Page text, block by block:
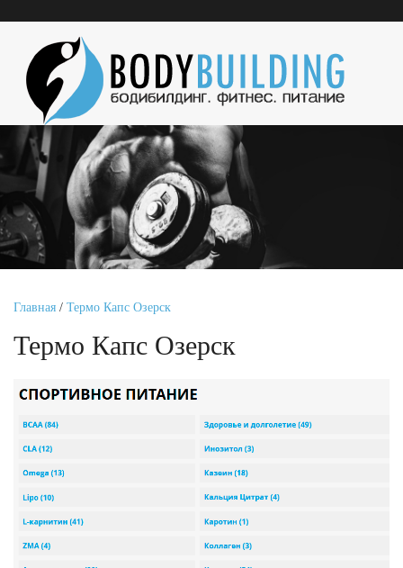
Главная / Термо Капс Озерск
Термо Капс Озерск